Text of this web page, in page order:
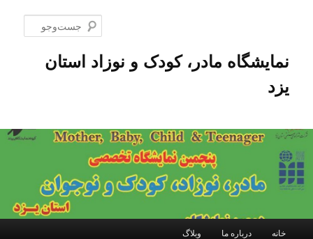
نمایشگاه مادر، کودک و نوزاد استان
یزد
خانه درباره ما وبلاگ